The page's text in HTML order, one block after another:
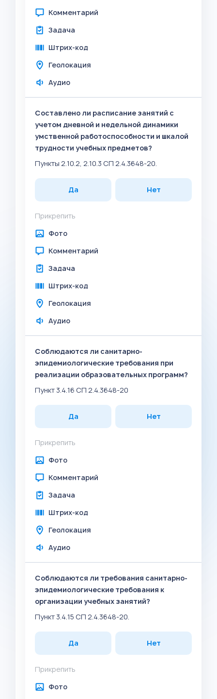
Комментарий
Задача
Штрих-код
Геолокация
Аудио
Составлено ли расписание занятий с
учетом дневной и недельной динамики
умственной работоспособности и шкалой
трудности учебных предметов?
Пункты 2.10.2, 2.10.3 СП 2.4.3648-20.
Да Нет
Прикрепить
Фото
Комментарий
Задача
Штрих-код
Геолокация
Аудио
Соблюдаются ли санитарно-
эпидемиологические требования при
реализации образовательных программ?
Пункт 3.4.16 СП 2.4.3648-20
Да Нет
Прикрепить
Фото
Комментарий
Задача
Штрих-код
Геолокация
Аудио
Соблюдаются ли требования санитарно-
эпидемиологические требования к
организации учебных занятий?
Пункт 3.4.15 СП 2.4.3648-20.
Да Нет
Прикрепить
Фото